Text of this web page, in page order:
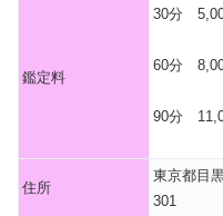
鑑定料
30分
60分
90分
住所
東京都目
301